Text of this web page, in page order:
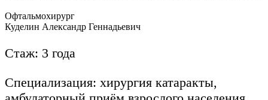
Офтальмохирург
Куделин Александр Геннадьевич
Стаж: 3 года
Специализация: хирургия катаракты,